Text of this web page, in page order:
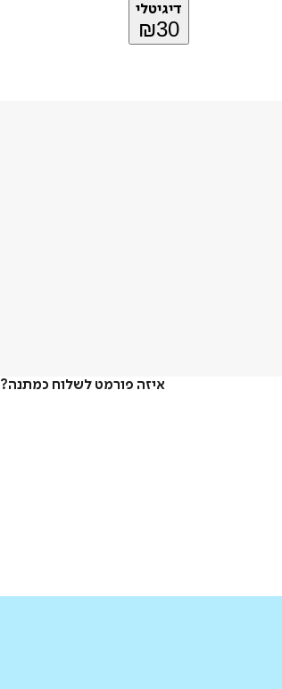
דיגיטלי
₪30
איזה פורמט לשלוח כמתנה?